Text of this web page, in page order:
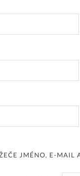
JMÉNO, E-MAIL